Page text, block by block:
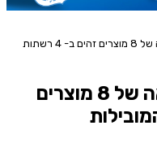
השוואת סלי קניות: השוואה של 8 מוצרים זהים ב- 4 רשתות
השוואת סלי קניות: השוואה של 8 מוצרים
פרסומת או עדכונים